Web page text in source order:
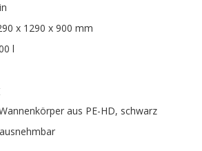
x 1290 x 900 mm
l
aus PE-HD, schwarz